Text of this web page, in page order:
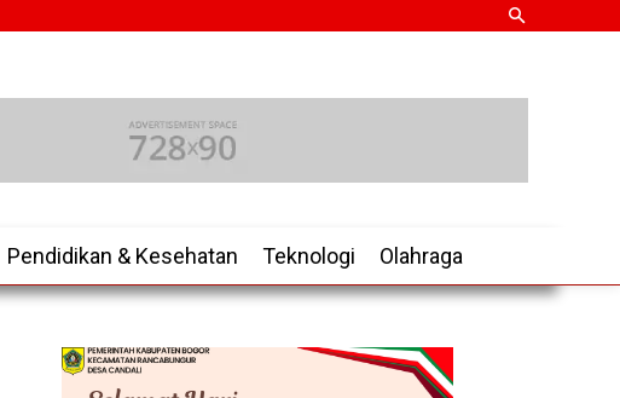
Pendidikan & Kesehatan Teknologi Olahraga